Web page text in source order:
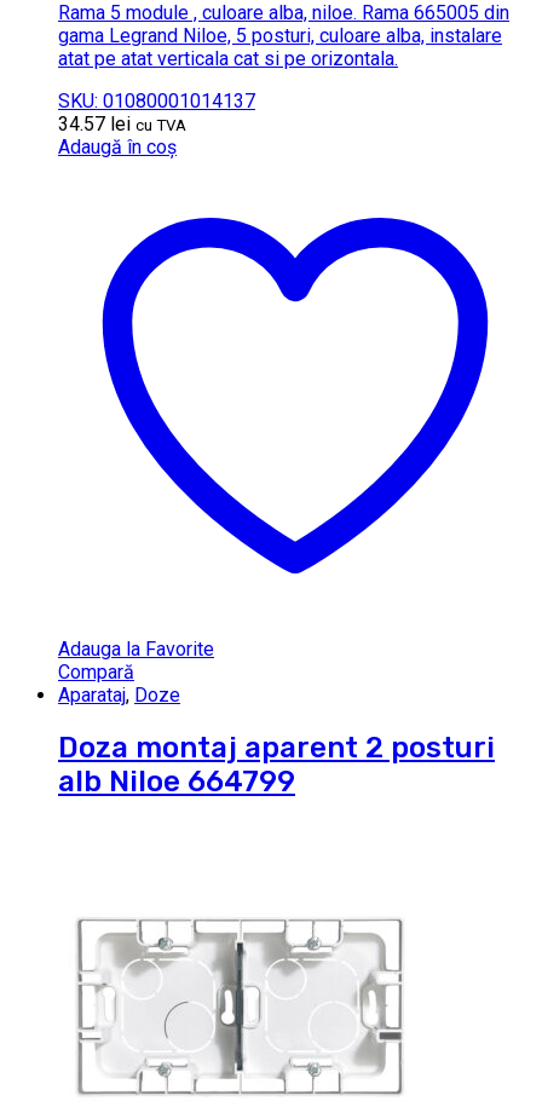
Rama 5 module , culoare alba, niloe. Rama 665005 din
gama Legrand Niloe, 5 posturi, culoare alba, instalare
atat pe atat verticala cat si pe orizontala.
SKU: 01080001014137
34.57 lei cu TVA
Adaugă în coș
Adauga la Favorite
Compară
Aparataj, Doze
Doza montaj aparent 2 posturi
alb Niloe 664799